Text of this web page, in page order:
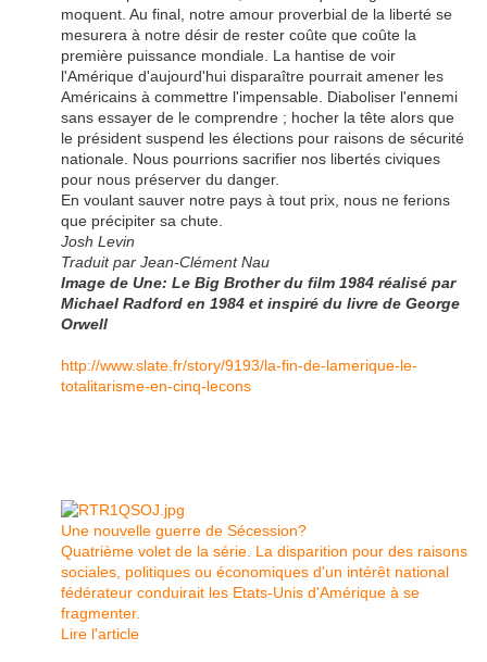
moquent. Au final, notre amour proverbial de la liberté se
mesurera à notre désir de rester coûte que coûte la
première puissance mondiale. La hantise de voir
l'Amérique d'aujourd'hui disparaître pourrait amener les
Américains à commettre l'impensable. Diaboliser l'ennemi
sans essayer de le comprendre ; hocher la tête alors que
le président suspend les élections pour raisons de sécurité
nationale. Nous pourrions sacrifier nos libertés civiques
pour nous préserver du danger.
En voulant sauver notre pays à tout prix, nous ne ferions
que précipiter sa chute.
Josh Levin
Traduit par Jean-Clément Nau
Image de Une: Le Big Brother du film 1984 réalisé par
Michael Radford en 1984 et inspiré du livre de George
Orwell
http://www.slate.fr/story/9193/la-fin-de-lamerique-le-
totalitarisme-en-cinq-lecons
Une nouvelle guerre de Sécession?
Quatrième volet de la série. La disparition pour des raisons
sociales, politiques ou économiques d'un intérêt national
fédérateur conduirait les Etats-Unis d'Amérique à se
fragmenter.
Lire l'article